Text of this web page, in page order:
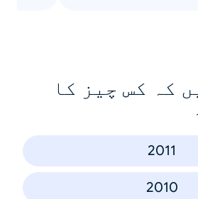
کہ کس چیز کا
2011
2010